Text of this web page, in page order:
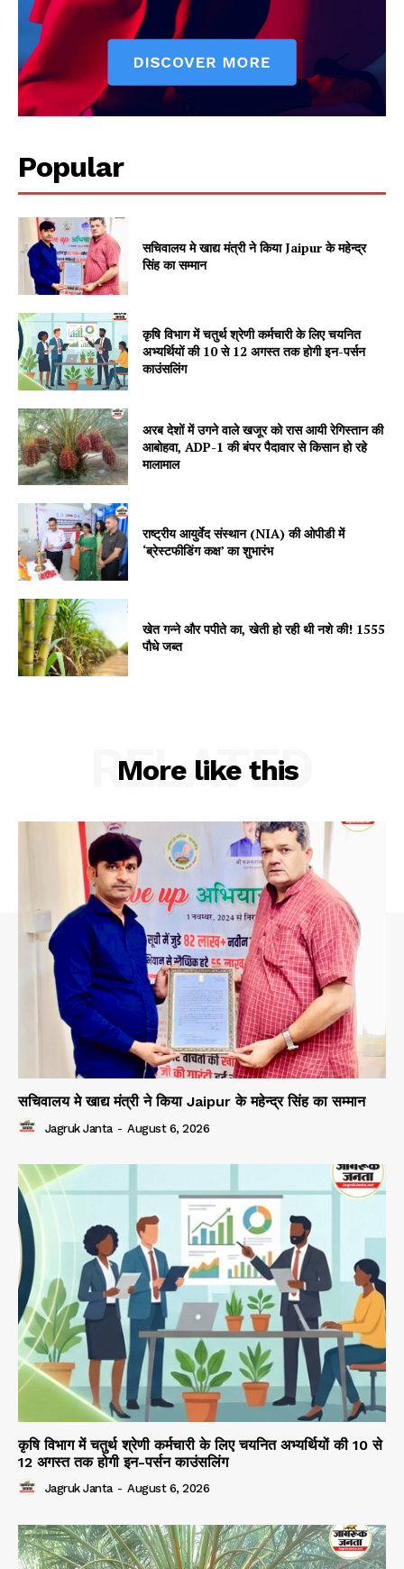
Vishwasniya Hindi Akhbaar
SUBSCRIBE NOW
Company
About
Contact us
Subscription Plans
My account
Popular
सचिवालय मे खाद्य मंत्री ने किया Jaipur के महेन्द्र
सिंह का सम्मान
कृषि विभाग में चतुर्थ श्रेणी कर्मचारी के लिए चयनित
अभ्यर्थियों की 10 से 12 अगस्त तक होगी इन-पर्सन
काउंसलिंग
अरब देशों में उगने वाले खजूर को रास आयी रेगिस्तान की
आबोहवा, ADP-1 की बंपर पैदावार से किसान हो रहे
मालामाल
राष्ट्रीय आयुर्वेद संस्थान (NIA) की ओपीडी में
‘ब्रेस्टफीडिंग कक्ष’ का शुभारंभ
खेत गन्ने और पपीते का, खेती हो रही थी नशे की! 1555
पौधे जब्त
More like this
RELATED
सचिवालय मे खाद्य मंत्री ने किया Jaipur के महेन्द्र सिंह का सम्मान
Jagruk Janta - August 6, 2026
कृषि विभाग में चतुर्थ श्रेणी कर्मचारी के लिए चयनित अभ्यर्थियों की 10 से
12 अगस्त तक होगी इन-पर्सन काउंसलिंग
Jagruk Janta - August 6, 2026